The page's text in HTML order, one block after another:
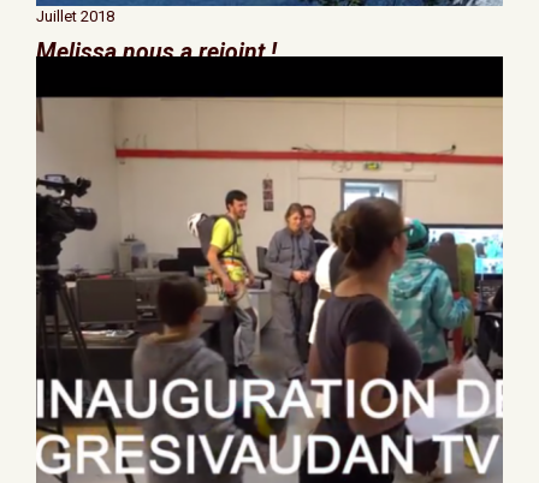
Juillet 2018
Melissa nous a rejoint !